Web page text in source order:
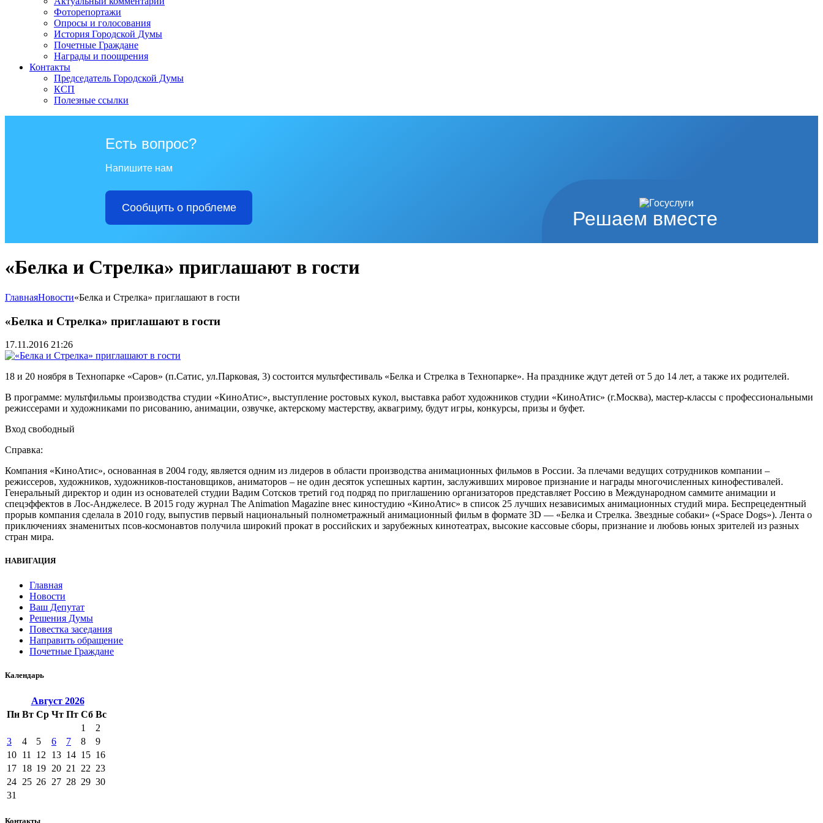
Фоторепортажи
Опросы и голосования
История Городской Думы
Почетные Граждане
Награды и поощрения
Контакты
Председатель Городской Думы
КСП
Полезные ссылки
Решаем вместе
Есть вопрос?
Напишите нам
Сообщить о проблеме
«Белка и Стрелка» приглашают в гости
ГлавнаяНовости«Белка и Стрелка» приглашают в гости
«Белка и Стрелка» приглашают в гости
17.11.2016 21:26
18 и 20 ноября в Технопарке «Саров» (п.Сатис, ул.Парковая, 3) состоится мультфестиваль «Белка и Стрелка в Технопарке». На празднике ждут детей от 5 до 14 лет, а также их родителей.
В программе: мультфильмы производства студии «КиноАтис», выступление ростовых кукол, выставка работ художников студии «КиноАтис» (г.Москва), мастер-классы с профессиональными
режиссерами и художниками по рисованию, анимации, озвучке, актерскому мастерству, аквагриму, будут игры, конкурсы, призы и буфет.
Вход свободный
Справка:
Компания «КиноАтис», основанная в 2004 году, является одним из лидеров в области производства анимационных фильмов в России. За плечами ведущих сотрудников компании –
режиссеров, художников, художников-постановщиков, аниматоров – не один десяток успешных картин, заслуживших мировое признание и награды многочисленных кинофестивалей.
Генеральный директор и один из основателей студии Вадим Сотсков третий год подряд по приглашению организаторов представляет Россию в Международном саммите анимации и
спецэффектов в Лос-Анджелесе. В 2015 году журнал The Animation Magazine внес киностудию «КиноАтис» в список 25 лучших независимых анимационных студий мира. Беспрецедентный
прорыв компания сделала в 2010 году, выпустив первый национальный полнометражный анимационный фильм в формате 3D — «Белка и Стрелка. Звездные собаки» («Space Dogs»). Лента о
приключениях знаменитых псов-космонавтов получила широкий прокат в российских и зарубежных кинотеатрах, высокие кассовые сборы, признание и любовь юных зрителей из разных
стран мира.
НАВИГАЦИЯ
Главная
Новости
Ваш Депутат
Решения Думы
Повестка заседания
Направить обращение
Почетные Граждане
Календарь
Август 2026
Пн Вт Ср Чт Пт Сб Вс
1
2
3
4 5 6 7 8
9
10 11 12 13 14 15 16
17 18 19 20 21 22 23
24 25 26 27 28 29 30
31
Контакты